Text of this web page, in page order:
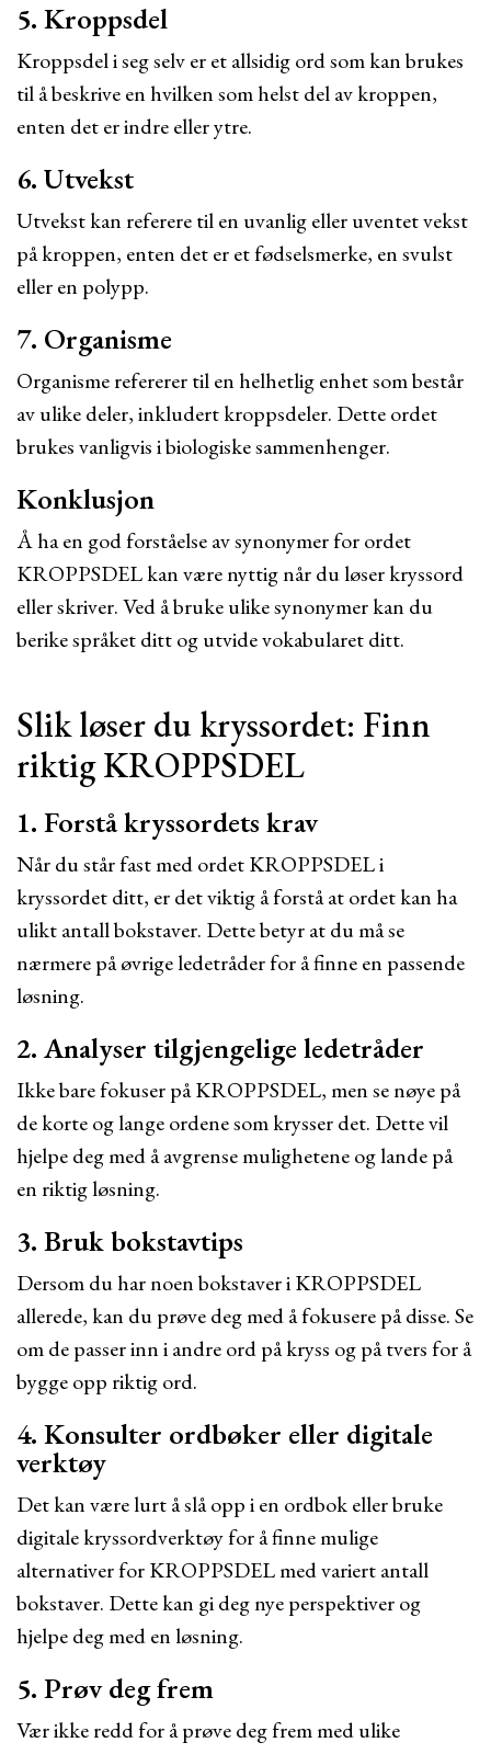
5. Kroppsdel
Kroppsdel i seg selv er et allsidig ord som kan brukes
til å beskrive en hvilken som helst del av kroppen,
enten det er indre eller ytre.
6. Utvekst
Utvekst kan referere til en uvanlig eller uventet vekst
på kroppen, enten det er et fødselsmerke, en svulst
eller en polypp.
7. Organisme
Organisme refererer til en helhetlig enhet som består
av ulike deler, inkludert kroppsdeler. Dette ordet
brukes vanligvis i biologiske sammenhenger.
Konklusjon
Å ha en god forståelse av synonymer for ordet
KROPPSDEL kan være nyttig når du løser kryssord
eller skriver. Ved å bruke ulike synonymer kan du
berike språket ditt og utvide vokabularet ditt.
Slik løser du kryssordet: Finn
riktig KROPPSDEL
1. Forstå kryssordets krav
Når du står fast med ordet KROPPSDEL i
kryssordet ditt, er det viktig å forstå at ordet kan ha
ulikt antall bokstaver. Dette betyr at du må se
nærmere på øvrige ledetråder for å finne en passende
løsning.
2. Analyser tilgjengelige ledetråder
Ikke bare fokuser på KROPPSDEL, men se nøye på
de korte og lange ordene som krysser det. Dette vil
hjelpe deg med å avgrense mulighetene og lande på
en riktig løsning.
3. Bruk bokstavtips
Dersom du har noen bokstaver i KROPPSDEL
allerede, kan du prøve deg med å fokusere på disse. Se
om de passer inn i andre ord på kryss og på tvers for å
bygge opp riktig ord.
4. Konsulter ordbøker eller digitale
verktøy
Det kan være lurt å slå opp i en ordbok eller bruke
digitale kryssordverktøy for å finne mulige
alternativer for KROPPSDEL med variert antall
bokstaver. Dette kan gi deg nye perspektiver og
hjelpe deg med en løsning.
5. Prøv deg frem
Vær ikke redd for å prøve deg frem med ulike